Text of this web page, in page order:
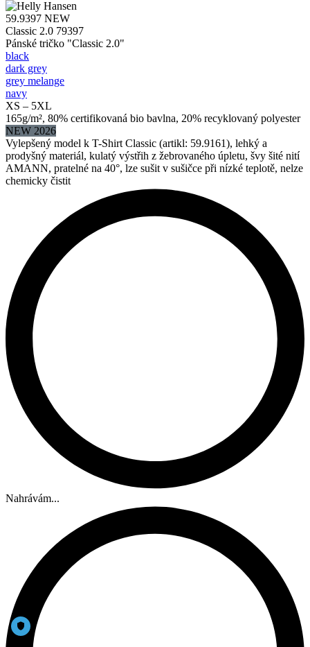
59.9397 NEW
Classic 2.0 79397
Pánské tričko "Classic 2.0"
black
dark grey
grey melange
navy
XS – 5XL
165g/m², 80% certifikovaná bio bavlna, 20% recyklovaný polyester
NEW 2026
Vylepšený model k T-Shirt Classic (artikl: 59.9161), lehký a
prodyšný materiál, kulatý výstřih z žebrovaného úpletu, švy šité nití
AMANN, pratelné na 40°, lze sušit v sušičce při nízké teplotě, nelze
chemicky čistit
Nahrávám...